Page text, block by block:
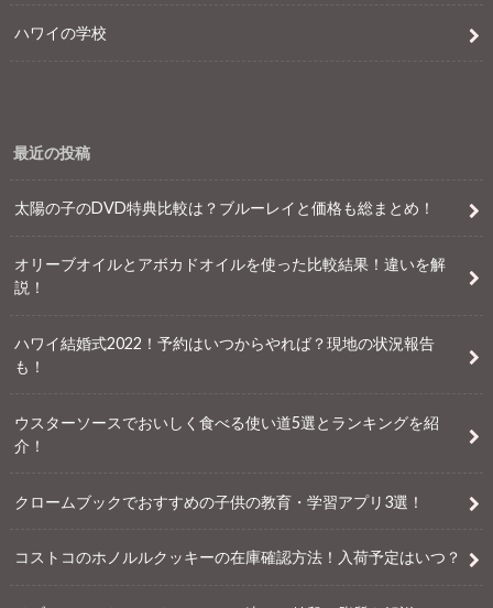
ハワイの学校
最近の投稿
太陽の子のDVD特典比較は？ブルーレイと価格も総まとめ！
オリーブオイルとアボカドオイルを使った比較結果！違いを解
説！
ハワイ結婚式2022！予約はいつからやれば？現地の状況報告
も！
ウスターソースでおいしく食べる使い道5選とランキングを紹
介！
クロームブックでおすすめの子供の教育・学習アプリ3選！
コストコのホノルルクッキーの在庫確認方法！入荷予定はいつ？